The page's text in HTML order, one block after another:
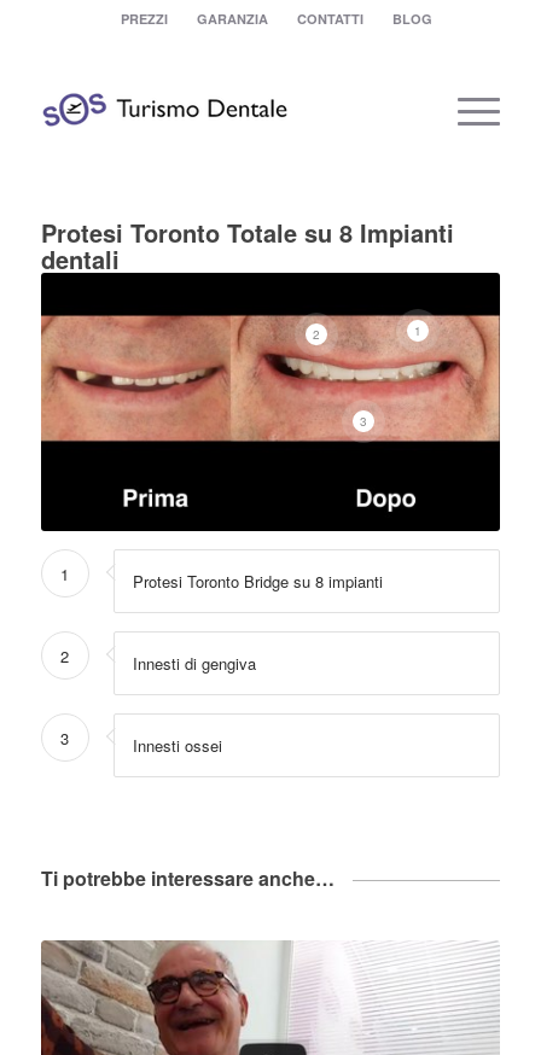
PREZZI GARANZIA CONTATTI BLOG
Protesi Toronto Totale su 8 Impianti
dentali
1
2
3
1 Protesi Toronto Bridge su 8 impianti
2 Innesti di gengiva
3 Innesti ossei
Ti potrebbe interessare anche…